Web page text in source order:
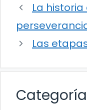
La
Las